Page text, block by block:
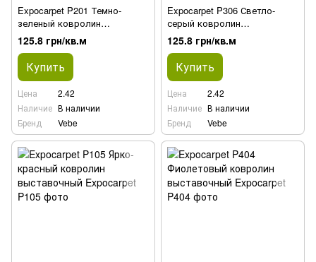
Expocarpet P201 Темно-
зеленый ковролин
выставочный
125.8 грн/кв.м
Купить
Цена
2.42
Наличие В наличии
Бренд
Vebe
Expocarpet P306 Светло-
серый ковролин
выставочный
125.8 грн/кв.м
Купить
Цена
2.42
Наличие В наличии
Бренд
Vebe